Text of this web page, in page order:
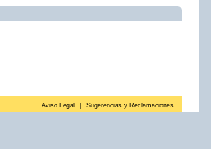
Aviso Legal Sugerencias y Reclamaciones